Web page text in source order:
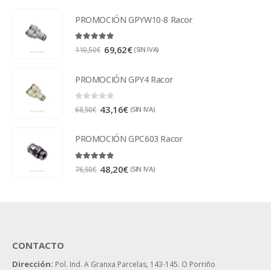
PROMOCIÓN GPYW10-8 Racor
5.00out of 5
110,50€ 69,62€ (SIN IVA)
PROMOCIÓN GPY4 Racor
0out of 5
68,50€ 43,16€ (SIN IVA)
PROMOCIÓN GPC603 Racor
5.00out of 5
76,50€ 48,20€ (SIN IVA)
CONTACTO
Dirección: Pol. Ind. A Granxa Parcelas, 143-145. O Porriño